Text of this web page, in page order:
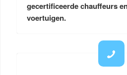
gecertificeerde chauffeurs
voertuigen.